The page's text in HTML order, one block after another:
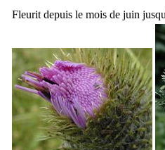
Fleurit depuis le mois de juin